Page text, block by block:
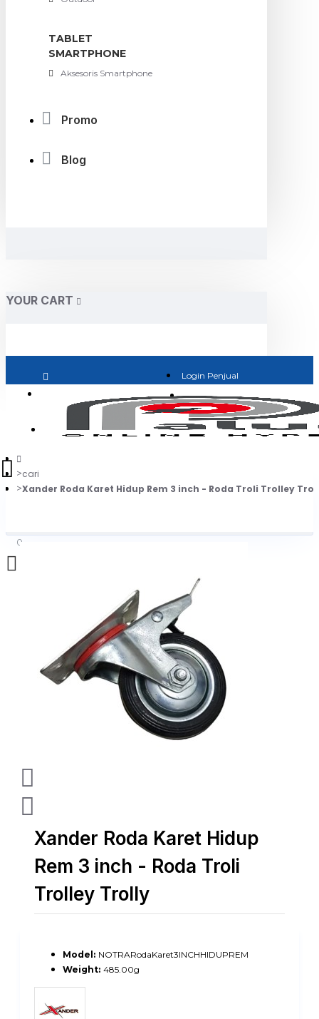
TABLET
SMARTPHONE
Aksesoris Smartphone
Promo
Blog
YOUR CART
Login Penjual
Jadi Penjual
0
Daftar belanja Anda kosong!
cari
Xander Roda Karet Hidup Rem 3 inch - Roda Troli Trolley
Xander Roda Karet Hidup
Rem 3 inch - Roda Troli
Trolley Trolly
Model: NOTRARodaKaret3INCHHIDUPREM
Weight: 485.00g